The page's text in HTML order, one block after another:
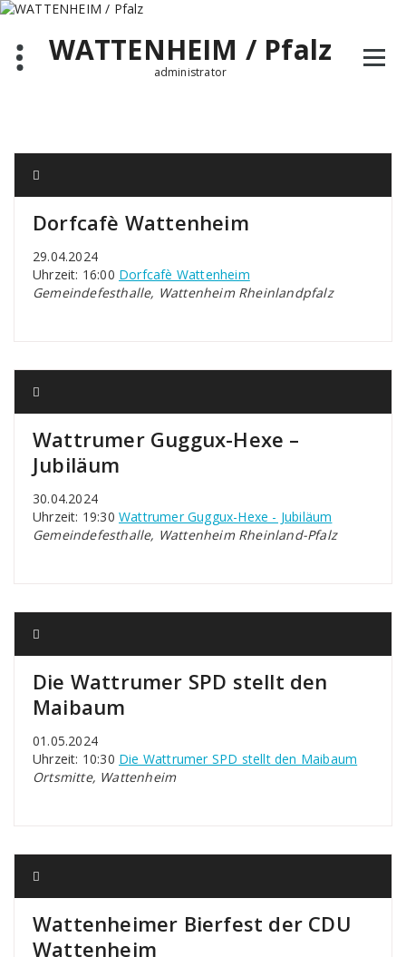
Zum
springenWATTENHEIM / Pfalz
administrator
Dorfcafè Wattenheim
29.04.2024
Uhrzeit: 16:00 Dorfcafè Wattenheim
Gemeindefesthalle, Wattenheim Rheinlandpfalz
Wattrumer Guggux-Hexe –
Jubiläum
30.04.2024
Uhrzeit: 19:30 Wattrumer Guggux-Hexe - Jubiläum
Gemeindefesthalle, Wattenheim Rheinland-Pfalz
Die Wattrumer SPD stellt den
Maibaum
01.05.2024
Uhrzeit: 10:30 Die Wattrumer SPD stellt den Maibaum
Ortsmitte, Wattenheim
Wattenheimer Bierfest der CDU
Wattenheim